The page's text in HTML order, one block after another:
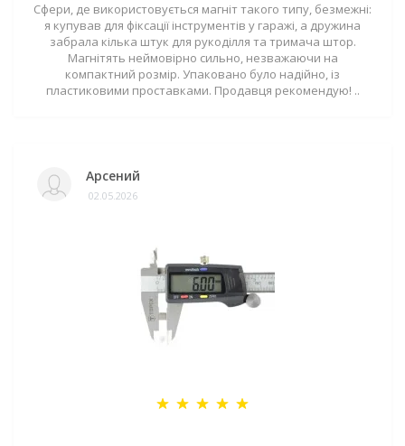
Сфери, де використовується магніт такого типу, безмежні:
я купував для фіксації інструментів у гаражі, а дружина
забрала кілька штук для рукоділля та тримача штор.
Магнітять неймовірно сильно, незважаючи на
компактний розмір. Упаковано було надійно, із
пластиковими проставками. Продавця рекомендую! ..
Арсений
02.05.2026